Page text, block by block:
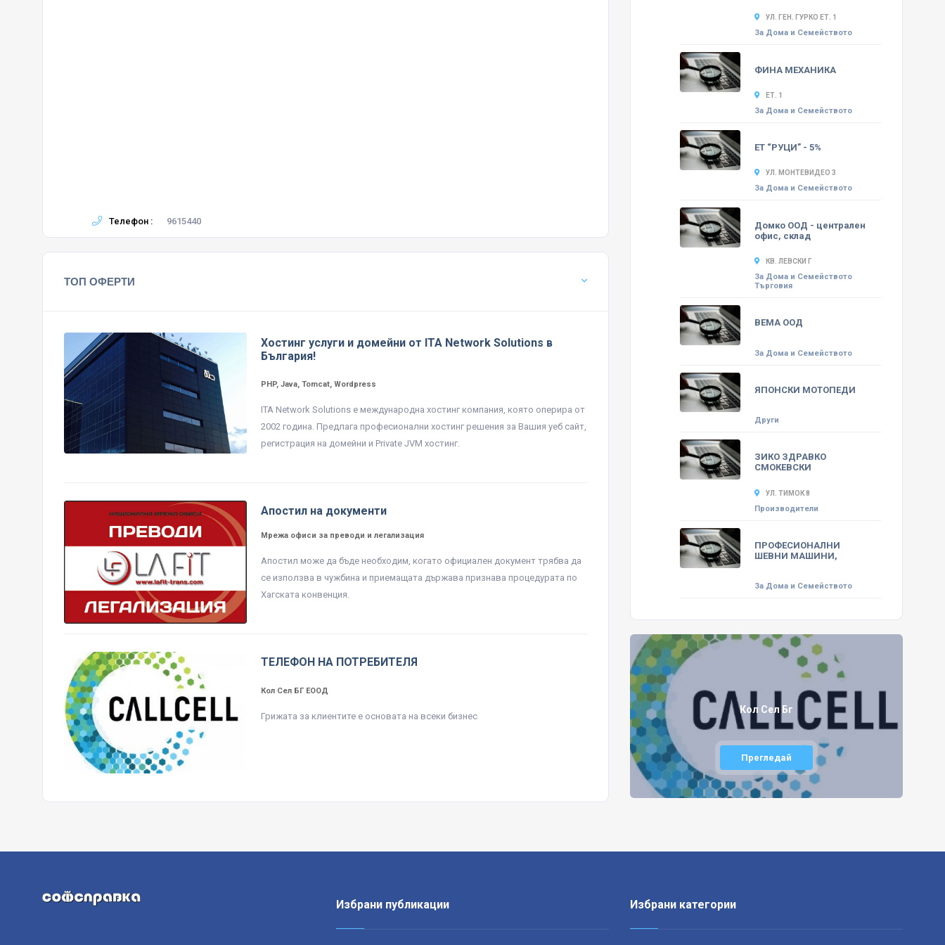
Телефон : 9615440
ТОП ОФЕРТИ
Хостинг услуги и домейни от ITA Network Solutions в
България!
PHP, Java, Tomcat, Wordpress
ITA Network Solutions е международна хостинг компания, която оперира от
2002 година. Предлага професионални хостинг решения за Вашия уеб сайт,
регистрация на домейни и Private JVM хостинг.
Апостил на документи
Мрежа офиси за преводи и легализация
Апостил може да бъде необходим, когато официален документ трябва да
се използва в чужбина и приемащата държава признава процедурата по
Хагската конвенция.
ТЕЛЕФОН НА ПОТРЕБИТЕЛЯ
Кол Сел БГ ЕООД
Грижата за клиентите е основата на всеки бизнес
УЛ. ГЕН. ГУРКО ЕТ. 1
За Дома и Семейството
ФИНА МЕХАНИКА
ЕТ. 1
За Дома и Семейството
ЕТ “РУЦИ” - 5%
УЛ. МОНТЕВИДЕО 3
За Дома и Семейството
Домко ООД - централен
офис, склад
КВ. ЛЕВСКИ Г
За Дома и Семейството
Търговия
ВЕМА ООД
За Дома и Семейството
ЯПОНСКИ МОТОПЕДИ
Други
ЗИКО ЗДРАВКО
СМОКЕВСКИ
УЛ. ТИМОК 8
Производители
ПРОФЕСИОНАЛНИ
ШЕВНИ МАШИНИ,
За Дома и Семейството
Кол Сел Бг
Прегледай
Избрани публикации Избрани категории